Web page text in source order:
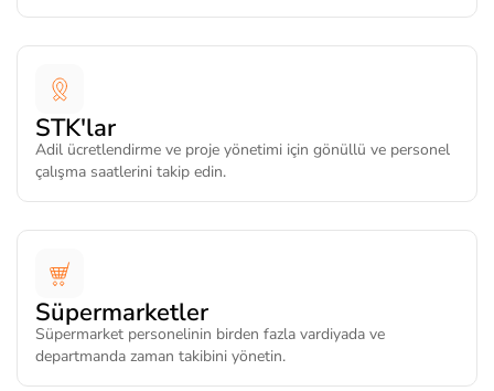
STK'lar
Adil ücretlendirme ve proje yönetimi için gönüllü ve personel
çalışma saatlerini takip edin.
Süpermarketler
Süpermarket personelinin birden fazla vardiyada ve
departmanda zaman takibini yönetin.